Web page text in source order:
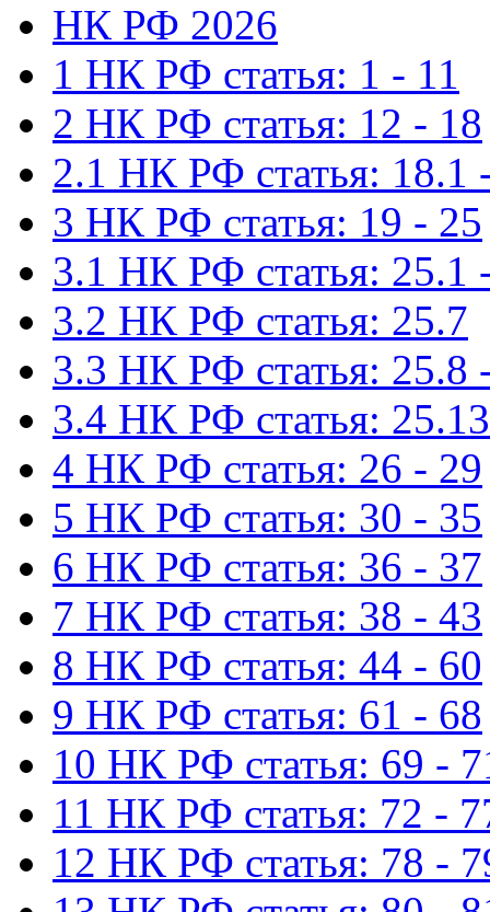
НК РФ 2026
1 НК РФ статья: 1 - 11
2 НК РФ статья: 12 - 18
2.1 НК РФ статья: 18.1
3 НК РФ статья: 19 - 25
3.1 НК РФ статья: 25.1
3.2 НК РФ статья: 25.7
3.3 НК РФ статья: 25.8
3.4 НК РФ статья:
4 НК РФ статья: 26 - 29
5 НК РФ статья: 30 - 35
6 НК РФ статья: 36 - 37
7 НК РФ статья: 38 - 43
8 НК РФ статья: 44 - 60
9 НК РФ статья: 61 - 68
10 НК РФ статья: 69 -
11 НК РФ статья: 72 -
12 НК РФ статья: 78 -